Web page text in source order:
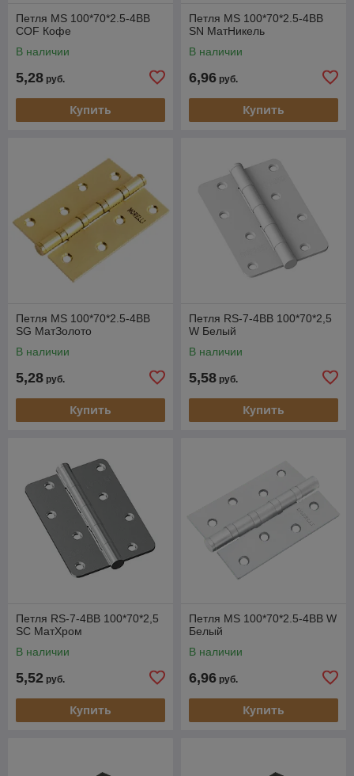
Петля MS 100*70*2.5-4BB
COF Кофе
В наличии
5,28 руб.
Купить
Петля MS 100*70*2.5-4BB
SN МатНикель
В наличии
6,96 руб.
Купить
Петля MS 100*70*2.5-4BB
SG МатЗолото
В наличии
5,28 руб.
Купить
Петля RS-7-4BB 100*70*2,5
W Белый
В наличии
5,58 руб.
Купить
Петля RS-7-4BB 100*70*2,5
SC МатХром
В наличии
5,52 руб.
Купить
Петля MS 100*70*2.5-4BB W
Белый
В наличии
6,96 руб.
Купить